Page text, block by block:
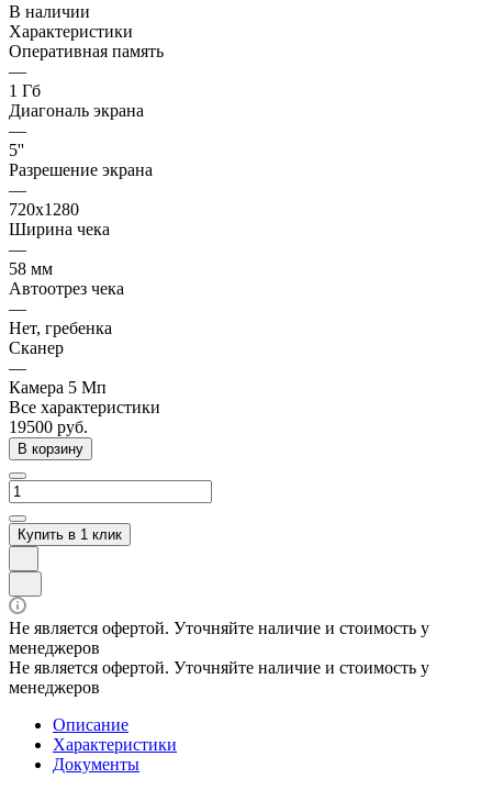
В наличии
Характеристики
Оперативная память
—
1 Гб
Диагональ экрана
—
5''
Разрешение экрана
—
720х1280
Ширина чека
—
58 мм
Автоотрез чека
—
Нет, гребенка
Сканер
—
Камера 5 Мп
Все характеристики
19500 руб.
В корзину
Купить в 1 клик
Не является офертой. Уточняйте наличие и стоимость у
менеджеров
Не является офертой. Уточняйте наличие и стоимость у
менеджеров
Описание
Характеристики
Документы